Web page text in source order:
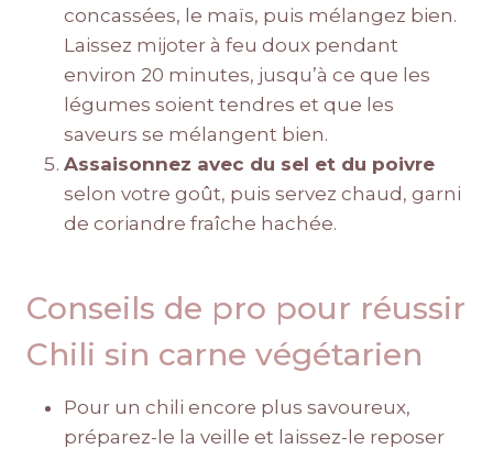
concassées, le maïs, puis mélangez bien.
Laissez mijoter à feu doux pendant
environ 20 minutes, jusqu’à ce que les
légumes soient tendres et que les
saveurs se mélangent bien.
Assaisonnez avec du sel et du poivre
selon votre goût, puis servez chaud, garni
de coriandre fraîche hachée.
Conseils de pro pour réussir
Chili sin carne végétarien
Pour un chili encore plus savoureux,
préparez-le la veille et laissez-le reposer